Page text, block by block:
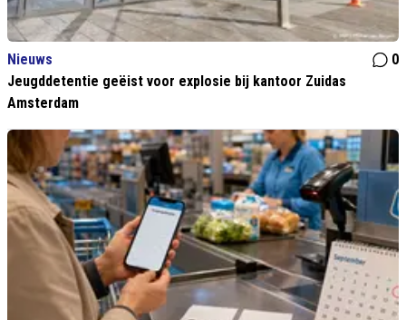
Nieuws
0
Jeugddetentie geëist voor explosie bij kantoor Zuidas
Amsterdam